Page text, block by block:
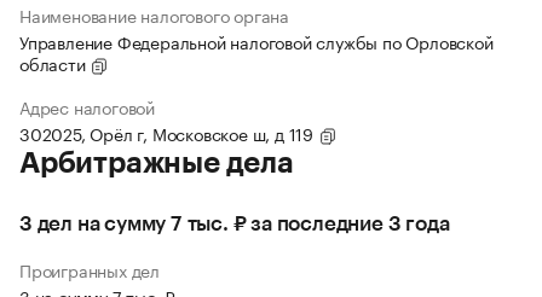
Наименование налогового органа
Управление Федеральной налоговой службы по Орловской
области
Адрес налоговой
302025, Орёл г, Московское ш, д 119
Арбитражные дела
3 дел на сумму 7 тыс. ₽ за последние 3 года
Проигранных дел